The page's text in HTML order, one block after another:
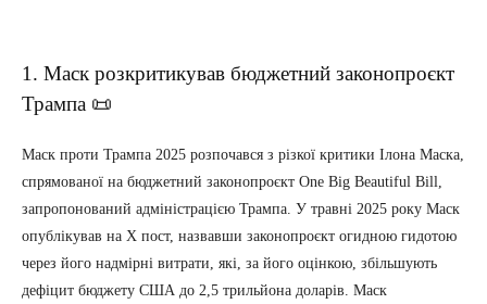
1. Маск розкритикував бюджетний законопроєкт
Трампа 📜
Маск проти Трампа 2025 розпочався з різкої критики Ілона Маска,
спрямованої на бюджетний законопроєкт One Big Beautiful Bill,
запропонований адміністрацією Трампа. У травні 2025 року Маск
опублікував на X пост, назвавши законопроєкт огидною гидотою
через його надмірні витрати, які, за його оцінкою, збільшують
дефіцит бюджету США до 2,5 трильйона доларів. Маск